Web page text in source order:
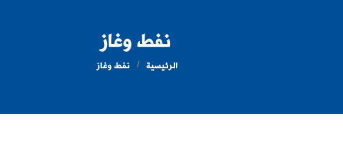
نفط وغاز
الرئيسية نفط وغاز